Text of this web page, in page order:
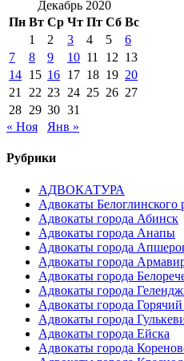
записям
Декабрь 2020
Пн Вт Ср Чт Пт Сб Вс
1
2 3 4 5
6
7
8 9 10 11 12 13
14 15 16 17 18 19 20
21
22 23 24 25 26 27
28 29 30 31
« Ноя
Янв »
Рубрики
АДВОКАТУРА
Адвокаты Белоглинского
Адвокаты города Абинск
Адвокаты города Анапы
Адвокаты города
Адвокаты города
Адвокаты города
Адвокаты города
Адвокаты города
Адвокаты города
Адвокаты города Ейска
Адвокаты города